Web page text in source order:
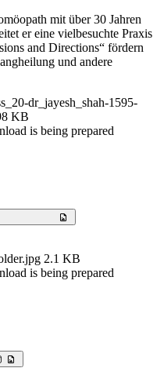
mit über 30 Jahren
er eine vielbesuchte Praxis
and Directions“ fördern
und andere
dr_jayesh_shah-1595-
KB
is being prepared
2.1 KB
is being prepared